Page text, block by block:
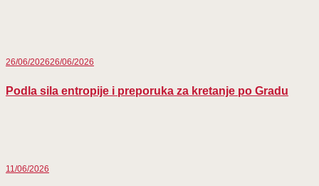
26/06/202626/06/2026
Podla sila entropije i preporuka za kretanje po Gradu
11/06/2026